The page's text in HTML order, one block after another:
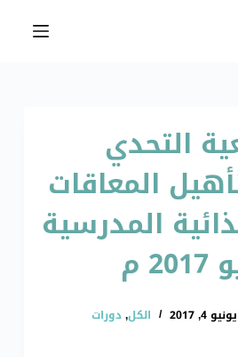
التحدي
المعاقات
المدرسية
م
يونيو 4, 2017 الكل,دورات